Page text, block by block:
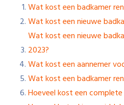
Wat kost een badkamer
Wat kost een nieuwe
Wat kost een nieuwe
2023?
Wat kost een aannemer
Wat kost een badkamer
Hoeveel kost een